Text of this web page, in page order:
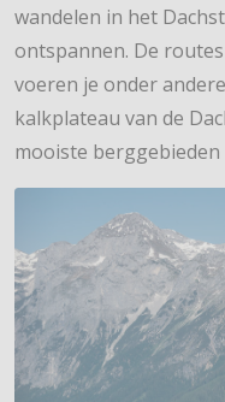
wandelen in het
ontspannen. De
voeren je onder
kalkplateau van de
mooiste